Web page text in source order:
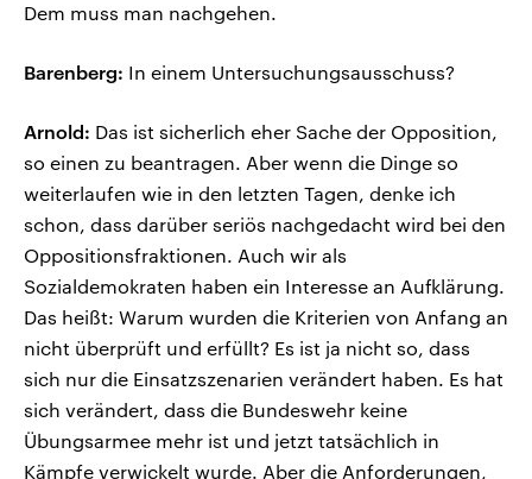
Dem muss man nachgehen.
Barenberg: In einem Untersuchungsausschuss?
Arnold: Das ist sicherlich eher Sache der Opposition,
so einen zu beantragen. Aber wenn die Dinge so
weiterlaufen wie in den letzten Tagen, denke ich
schon, dass darüber seriös nachgedacht wird bei den
Oppositionsfraktionen. Auch wir als
Sozialdemokraten haben ein Interesse an Aufklärung.
Das heißt: Warum wurden die Kriterien von Anfang an
nicht überprüft und erfüllt? Es ist ja nicht so, dass
sich nur die Einsatzszenarien verändert haben. Es hat
sich verändert, dass die Bundeswehr keine
Übungsarmee mehr ist und jetzt tatsächlich in
Kämpfe verwickelt wurde. Aber die Anforderungen,